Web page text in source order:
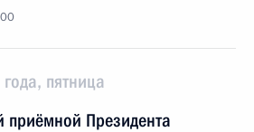
пятница
приёмной Президента